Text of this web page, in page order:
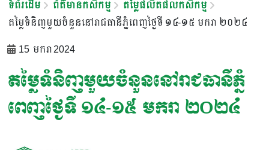
ទំព័រដើម ព័ត៌មានកសិកម្ម
តម្លៃផលិតផលកសិកម្ម
តម្លៃទំនិញមួយចំនួននៅរាជធានីភ្នំពេញថ្ងៃទី ១៤-១៥ មករា ២០២៤
15 មករា 2024
តម្លៃទំនិញមួយចំនួននៅរាជធានីភ្នំ
ពេញថ្ងៃទី ១៤-១៥ មករា ២០២៤